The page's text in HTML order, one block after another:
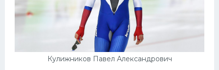
Кулижников Павел Александрович